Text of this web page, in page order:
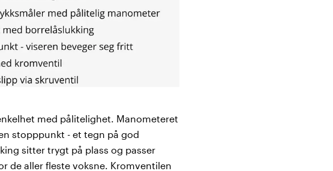
med pålitelighet. Manometeret
stopppunkt - et tegn på god
sitter trygt på plass og passer
de aller fleste voksne. Kromventilen